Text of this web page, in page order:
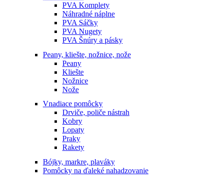
PVA Komplety
Náhradné náplne
PVA Sáčky
PVA Nugety
PVA Šnúry a pásky
Peany, kliešte, nožnice, nože
Peany
Kliešte
Nožnice
Nože
Vnadiace pomôcky
Drviče, poliče nástrah
Kobry
Lopaty
Praky
Rakety
Bójky, markre, plaváky
Pomôcky na ďaleké nahadzovanie